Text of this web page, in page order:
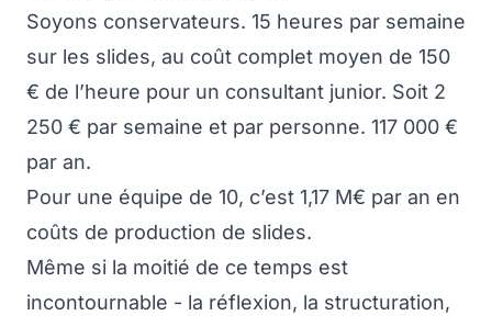
Soyons conservateurs. 15 heures par semaine
sur les slides, au coût complet moyen de 150
€ de l’heure pour un consultant junior. Soit 2
250 € par semaine et par personne. 117 000 €
par an.
Pour une équipe de 10, c’est 1,17 M€ par an en
coûts de production de slides.
Même si la moitié de ce temps est
incontournable - la réflexion, la structuration,